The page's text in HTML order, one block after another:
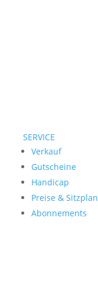
SERVICE
Verkauf
Gutscheine
Handicap
Preise & Sitzplan
Abonnements